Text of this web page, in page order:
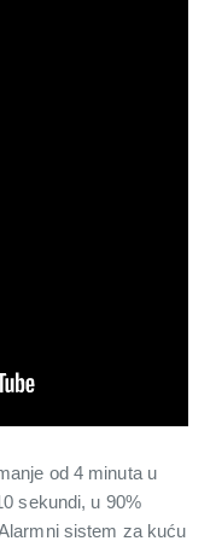
od 4 minuta u
sekundi, u 90%
sistem za kuću